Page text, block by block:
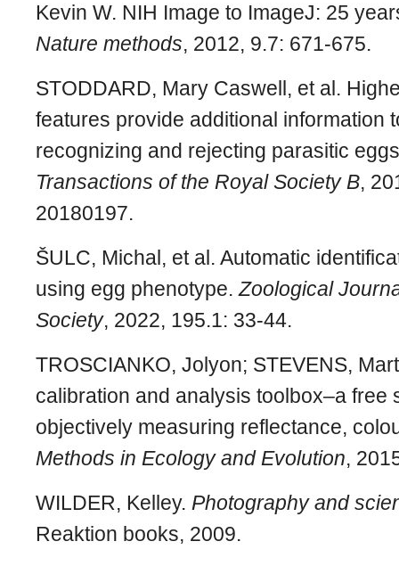
Kevin W. NIH Image to ImageJ: 25
Nature methods, 2012, 9.7: 671-675.
STODDARD, Mary Caswell, et al.
features provide additional information
recognizing and rejecting parasitic
Transactions of the Royal Society B,
20180197.
ŠULC, Michal, et al. Automatic
using egg phenotype.Zoological
Society, 2022, 195.1: 33-44.
TROSCIANKO, Jolyon; STEVENS,
calibration and analysis toolbox–a free
objectively measuring reflectance,
Methods in Ecology and Evolution,
WILDER, Kelley. Photography and
Reaktion books, 2009.